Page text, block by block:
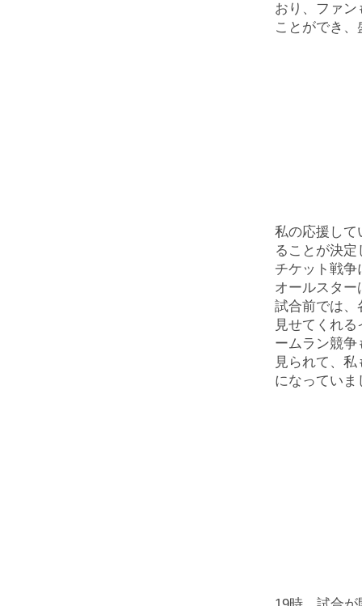
おり、ファ
ことができ
私の応援して
ることが決
チケット戦
オールスタ
試合前では、
見せてくれ
ームラン競
見られて、
になっていま